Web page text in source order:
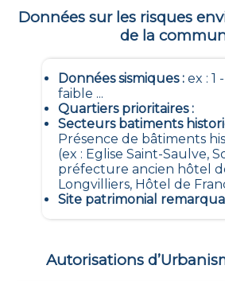
Données sur les risques
de la
Données sismiques: ex : 1
faible ...
Quartiers prioritaires:
Secteurs batiments
Présence de bâtiments
(ex : Eglise Saint-Saulve,
préfecture ancien hôtel
Longvilliers, Hôtel de
Site patrimonial
Autorisations